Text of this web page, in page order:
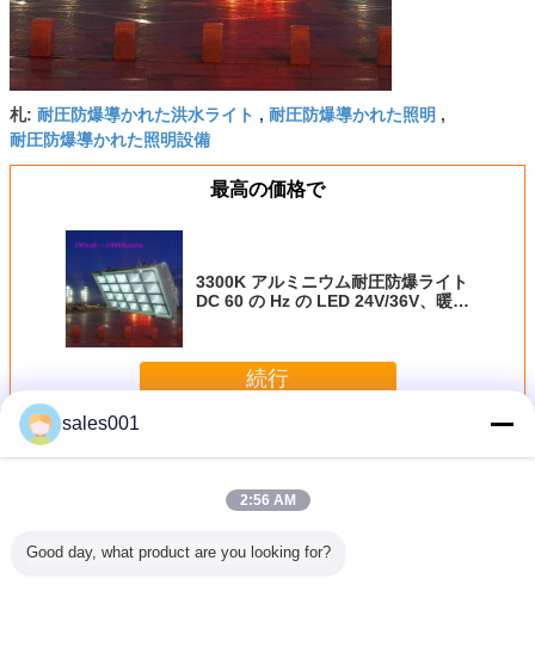
札: 耐圧防爆導かれた洪水ライト , 耐圧防爆導かれた照明 ,
耐圧防爆導かれた照明設備
最高の価格で
3300K アルミニウム耐圧防爆ライト
DC 60 の Hz の LED 24V/36V、暖か
続行
多く導かれた耐圧防爆ライト
sales001
2:56 AM
Good day, what product are you looking for?